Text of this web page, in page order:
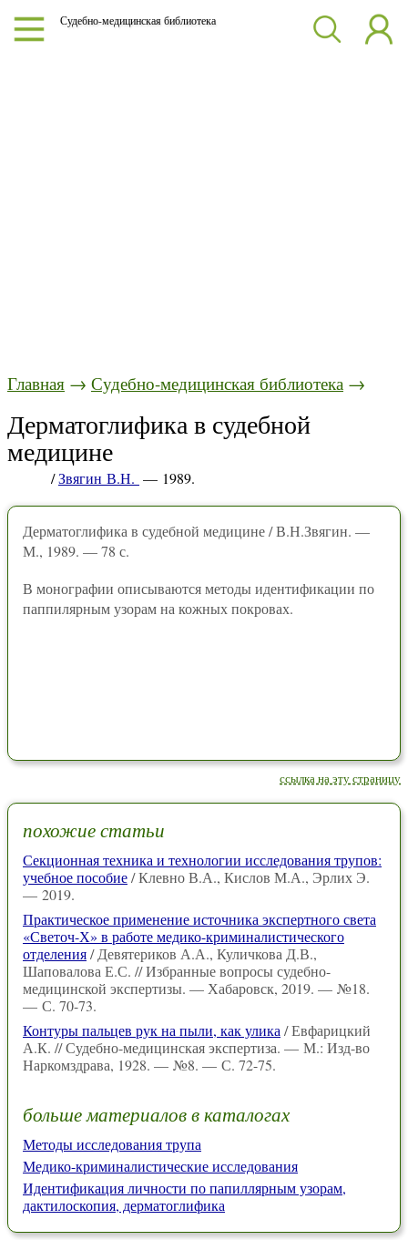
Судебно-медицинская библиотека
Главная → Судебно-медицинская библиотека →
Дерматоглифика в судебной
медицине
/Звягин В.Н. — 1989.
Дерматоглифика в судебной медицине / В.Н.Звягин. —
М., 1989. — 78 с.
В монографии описываются методы идентификации по
паппилярным узорам на кожных покровах.
ссылка на эту страницу
похожие статьи
Секционная техника и технологии исследования трупов:
учебное пособие/ Клевно В.А., Кислов М.А., Эрлих Э.
— 2019.
Практическое применение источника экспертного света
«Светоч-Х» в работе медико-криминалистического
отделения/ Девятериков А.А., Куличкова Д.В.,
Шаповалова Е.С. // Избранные вопросы судебно-
медицинской экспертизы. — Хабаровск, 2019. — №18.
— С. 70-73.
Контуры пальцев рук на пыли, как улика/ Евфарицкий
А.К. // Судебно-медицинская экспертиза. — М.: Изд-во
Наркомздрава, 1928. — №8. — С. 72-75.
больше материалов в каталогах
Методы исследования трупа
Медико-криминалистические исследования
Идентификация личности по папиллярным узорам,
дактилоскопия, дерматоглифика